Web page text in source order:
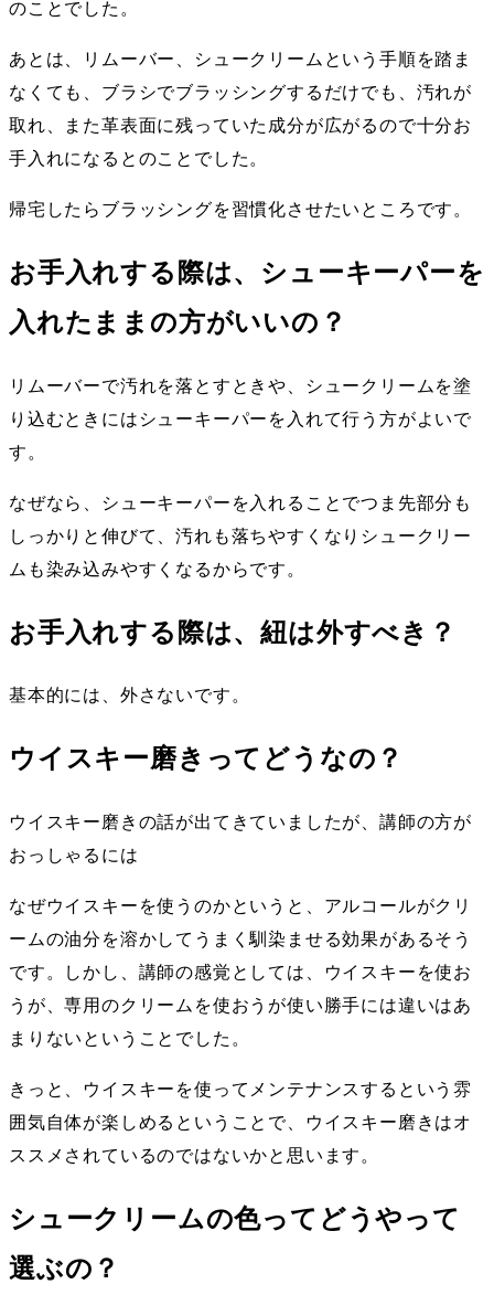
のことでした。
あとは、リムーバー、シュークリームという手順を踏ま
なくても、ブラシでブラッシングするだけでも、汚れが
取れ、また革表面に残っていた成分が広がるので十分お
手入れになるとのことでした。
帰宅したらブラッシングを習慣化させたいところです。
お手入れする際は、シューキーパーを
入れたままの方がいいの？
リムーバーで汚れを落とすときや、シュークリームを塗
り込むときにはシューキーパーを入れて行う方がよいで
す。
なぜなら、シューキーパーを入れることでつま先部分も
しっかりと伸びて、汚れも落ちやすくなりシュークリー
ムも染み込みやすくなるからです。
お手入れする際は、紐は外すべき？
基本的には、外さないです。
ウイスキー磨きってどうなの？
ウイスキー磨きの話が出てきていましたが、講師の方が
おっしゃるには
なぜウイスキーを使うのかというと、アルコールがクリ
ームの油分を溶かしてうまく馴染ませる効果があるそう
です。しかし、講師の感覚としては、ウイスキーを使お
うが、専用のクリームを使おうが使い勝手には違いはあ
まりないということでした。
きっと、ウイスキーを使ってメンテナンスするという雰
囲気自体が楽しめるということで、ウイスキー磨きはオ
ススメされているのではないかと思います。
シュークリームの色ってどうやって
選ぶの？